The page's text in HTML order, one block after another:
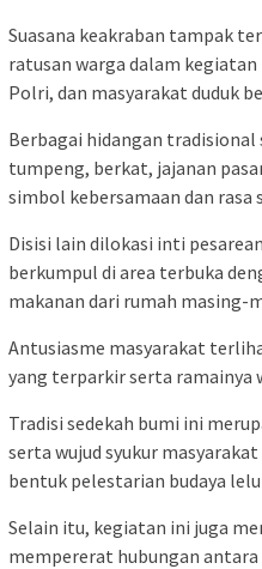
Suasana keakraban tampak
ratusan warga dalam
Polri, dan masyarakat duduk
Berbagai hidangan tradisional
tumpeng, berkat, jajanan
simbol kebersamaan dan rasa
Disisi lain dilokasi inti
berkumpul di area terbuka
makanan dari rumah masing-
Antusiasme masyarakat
yang terparkir serta ramainya
Tradisi sedekah bumi ini
serta wujud syukur
bentuk pelestarian budaya
Selain itu, kegiatan ini juga
mempererat hubungan